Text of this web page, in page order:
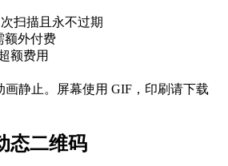
扫描且永不过期
额外付费
额费用
画静止。屏幕使用 GIF，印刷请下载
态二维码